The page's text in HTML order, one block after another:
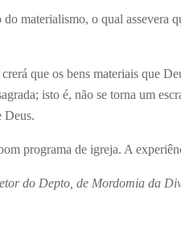
materialismo, o qual assevera
que os bens materiais que
isto é, não se torna um
Deus.
programa de igreja. A
do Depto, de Mordomia da